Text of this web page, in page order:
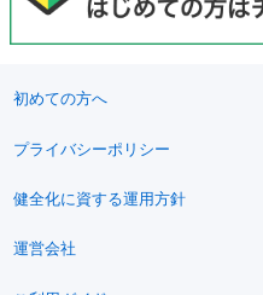
初めての方へ
プライバシーポリシー
健全化に資する運用方針
運営会社